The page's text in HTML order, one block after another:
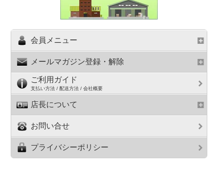
会員メニュー
メールマガジン登録・解除
ご利用ガイド
支払い方法 / 配送方法 / 会社概要
店長について
お問い合せ
プライバシーポリシー